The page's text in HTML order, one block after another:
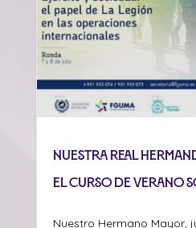
Nuestra Real
el curso de verano
Nuestro Hermano Mayor,